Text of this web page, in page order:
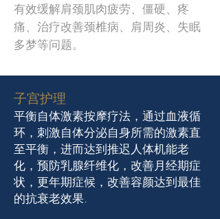
有效缓解肩颈肌肉疲劳、僵硬、疼
痛、治疗改善颈椎病、肩周炎、失眠
多梦等问题。
子宫护理
平衡自体激素按摩疗法，通过血液循
环，刺激自体分泌自身所需的激素直
至平衡，进而达到推迟人体机能老
化，预防乳腺纤维化，改善月经期症
状，更年期症候，改善容颜达到最佳
的抗衰老效果.